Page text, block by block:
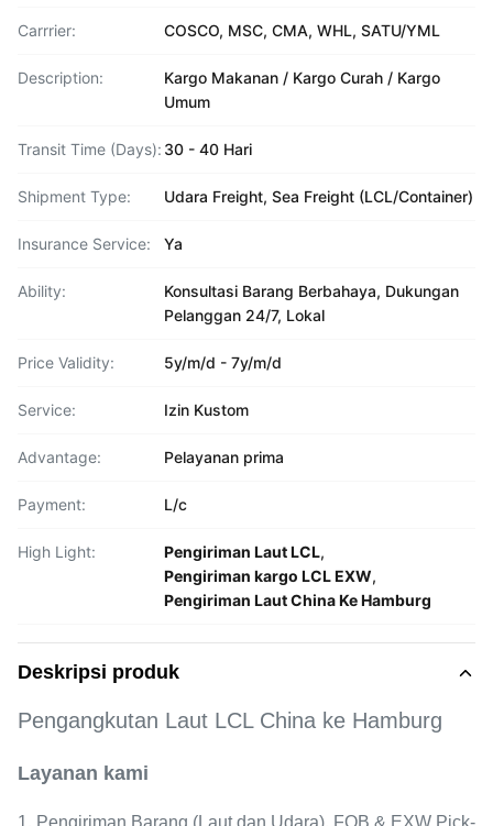
Carrrier: COSCO, MSC, CMA, WHL, SATU/YML
Description:
Kargo Makanan / Kargo Curah / Kargo
Umum
Transit Time (Days): 30 - 40 Hari
Shipment Type: Udara Freight, Sea Freight (LCL/Container)
Insurance Service: Ya
Ability:
Konsultasi Barang Berbahaya, Dukungan
Pelanggan 24/7, Lokal
Price Validity: 5y/m/d - 7y/m/d
Service: Izin Kustom
Advantage: Pelayanan prima
Payment: L/c
High Light: Pengiriman Laut LCL,
Pengiriman kargo LCL EXW,
Pengiriman Laut China Ke Hamburg
Deskripsi produk
Pengangkutan Laut LCL China ke Hamburg
Layanan kami
1. Pengiriman Barang (Laut dan Udara), FOB & EXW Pick-